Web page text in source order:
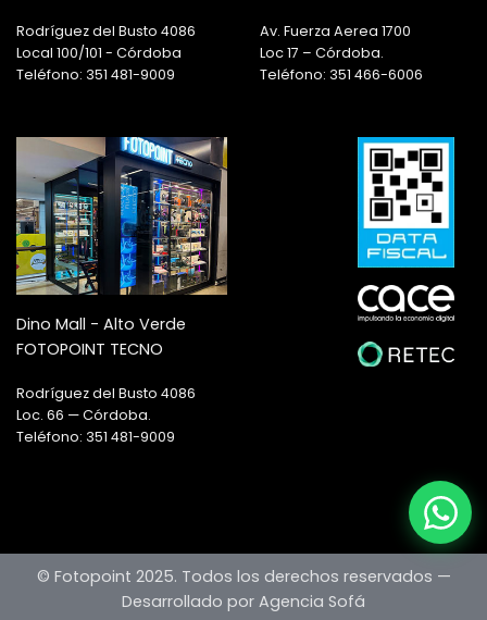
Rodríguez del Busto 4086
Local 100/101 - Córdoba
Teléfono: 351 481-9009
Av. Fuerza Aerea 1700
Loc 17 – Córdoba.
Teléfono: 351 466-6006
Dino Mall - Alto Verde
FOTOPOINT TECNO
Rodríguez del Busto 4086
Loc. 66 — Córdoba.
Teléfono: 351 481-9009
© Fotopoint 2025. Todos los derechos reservados —
Desarrollado por Agencia Sofá